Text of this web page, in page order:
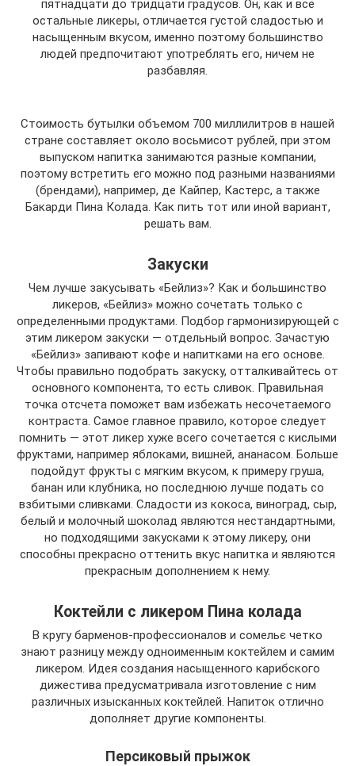
пятнадцати до тридцати градусов. Он, как и все
остальные ликеры, отличается густой сладостью и
насыщенным вкусом, именно поэтому большинство
людей предпочитают употреблять его, ничем не
разбавляя.
Стоимость бутылки объемом 700 миллилитров в нашей
стране составляет около восьмисот рублей, при этом
выпуском напитка занимаются разные компании,
поэтому встретить его можно под разными названиями
(брендами), например, де Кайпер, Кастерс, а также
Бакарди Пина Колада. Как пить тот или иной вариант,
решать вам.
Закуски
Чем лучше закусывать «Бейлиз»? Как и большинство
ликеров, «Бейлиз» можно сочетать только с
определенными продуктами. Подбор гармонизирующей с
этим ликером закуски — отдельный вопрос. Зачастую
«Бейлиз» запивают кофе и напитками на его основе.
Чтобы правильно подобрать закуску, отталкивайтесь от
основного компонента, то есть сливок. Правильная
точка отсчета поможет вам избежать несочетаемого
контраста. Самое главное правило, которое следует
помнить — этот ликер хуже всего сочетается с кислыми
фруктами, например яблоками, вишней, ананасом. Больше
подойдут фрукты с мягким вкусом, к примеру груша,
банан или клубника, но последнюю лучше подать со
взбитыми сливками. Сладости из кокоса, виноград, сыр,
белый и молочный шоколад являются нестандартными,
но подходящими закусками к этому ликеру, они
способны прекрасно оттенить вкус напитка и являются
прекрасным дополнением к нему.
Коктейли с ликером Пина колада
В кругу барменов-профессионалов и сомельє четко
знают разницу между одноименным коктейлем и самим
ликером. Идея создания насыщенного карибского
дижестива предусматривала изготовление с ним
различных изысканных коктейлей. Напиток отлично
дополняет другие компоненты.
Персиковый прыжок